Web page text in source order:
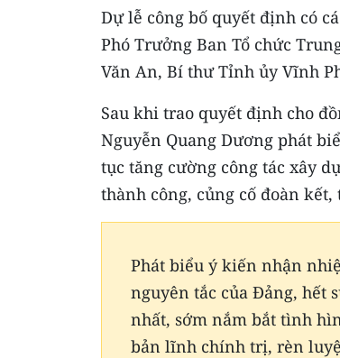
Dự lễ công bố quyết định có
Phó Trưởng Ban Tổ chức
Văn An, Bí thư Tỉnh ủy Vĩnh
Sau khi trao quyết định cho
Nguyễn Quang Dương phát
tục tăng cường công tác xây
thành công, củng cố đoàn
Phát biểu ý kiến nhận
nguyên tắc của Đảng, hết
nhất, sớm nắm bắt tình
bản lĩnh chính trị, rèn